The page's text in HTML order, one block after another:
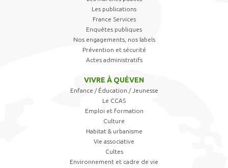
Les publications
France Services
Enquêtes publiques
Nos engagements, nos labels
Prévention et sécurité
Actes administratifs
VIVRE À QUÉVEN
Enfance / Éducation / Jeunesse
Le CCAS
Emploi et formation
Culture
Habitat & urbanisme
Vie associative
Cultes
Environnement et cadre de vie